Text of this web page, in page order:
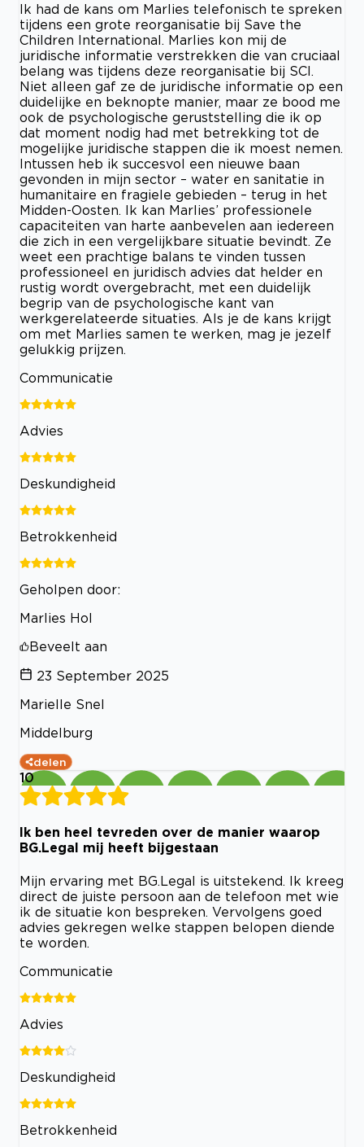
Ik had de kans om Marlies telefonisch te spreken
tijdens een grote reorganisatie bij Save the
Children International. Marlies kon mij de
juridische informatie verstrekken die van cruciaal
belang was tijdens deze reorganisatie bij SCI.
Niet alleen gaf ze de juridische informatie op een
duidelijke en beknopte manier, maar ze bood me
ook de psychologische geruststelling die ik op
dat moment nodig had met betrekking tot de
mogelijke juridische stappen die ik moest nemen.
Intussen heb ik succesvol een nieuwe baan
gevonden in mijn sector – water en sanitatie in
humanitaire en fragiele gebieden – terug in het
Midden-Oosten. Ik kan Marlies’ professionele
capaciteiten van harte aanbevelen aan iedereen
die zich in een vergelijkbare situatie bevindt. Ze
weet een prachtige balans te vinden tussen
professioneel en juridisch advies dat helder en
rustig wordt overgebracht, met een duidelijk
begrip van de psychologische kant van
werkgerelateerde situaties. Als je de kans krijgt
om met Marlies samen te werken, mag je jezelf
gelukkig prijzen.
Communicatie
Advies
Deskundigheid
Betrokkenheid
Geholpen door:
Marlies Hol
Beveelt aan
23 September 2025
Marielle Snel
Middelburg
delen
10
Ik ben heel tevreden over de manier waarop
BG.Legal mij heeft bijgestaan
Mijn ervaring met BG.Legal is uitstekend. Ik kreeg
direct de juiste persoon aan de telefoon met wie
ik de situatie kon bespreken. Vervolgens goed
advies gekregen welke stappen belopen diende
te worden.
Communicatie
Advies
Deskundigheid
Betrokkenheid